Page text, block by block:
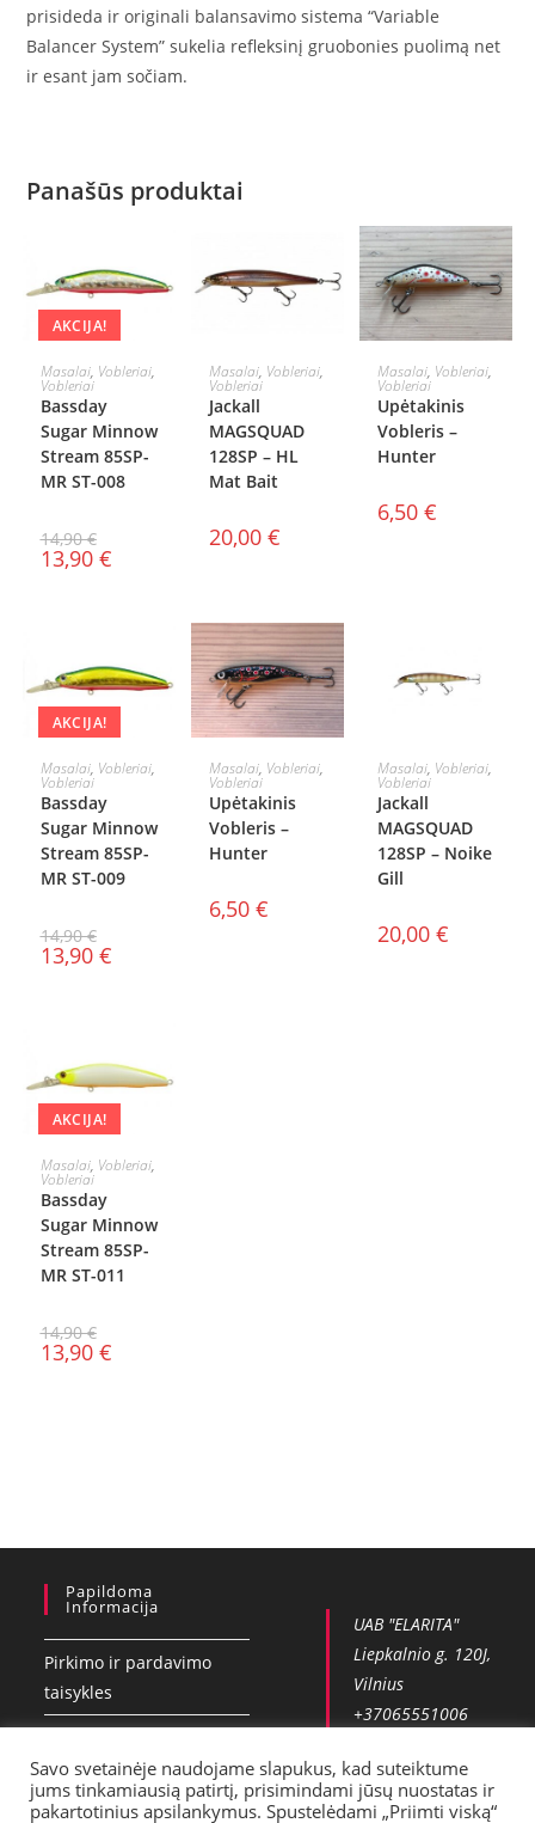
prisideda ir originali balansavimo sistema “Variable
Balancer System” sukelia refleksinį gruobonies puolimą net
ir esant jam sočiam.
Panašūs produktai
AKCIJA!
Į KREPŠELĮ
Masalai, Vobleriai,
Vobleriai
Bassday
Sugar Minnow
Stream 85SP-
MR ST-008
14,90€
13,90 €
Į KREPŠELĮ
Masalai, Vobleriai,
Vobleriai
Jackall
MAGSQUAD
128SP – HL
Mat Bait
20,00 €
Į KREPŠELĮ
Masalai, Vobleriai,
Vobleriai
Upėtakinis
Vobleris –
Hunter
6,50 €
AKCIJA!
Į KREPŠELĮ
Masalai, Vobleriai,
Vobleriai
Bassday
Sugar Minnow
Stream 85SP-
MR ST-009
14,90€
13,90 €
Į KREPŠELĮ
Masalai, Vobleriai,
Vobleriai
Upėtakinis
Vobleris –
Hunter
6,50 €
Į KREPŠELĮ
Masalai, Vobleriai,
Vobleriai
Jackall
MAGSQUAD
128SP – Noike
Gill
20,00 €
AKCIJA!
Į KREPŠELĮ
Masalai, Vobleriai,
Vobleriai
Bassday
Sugar Minnow
Stream 85SP-
MR ST-011
14,90€
13,90 €
Papildoma
Informacija
Pirkimo ir pardavimo
taisykles
Kontaktai
UAB "ELARITA"
Liepkalnio g. 120J,
Vilnius
+37065551006
Savo svetainėje naudojame slapukus, kad suteiktume
jums tinkamiausią patirtį, prisimindami jūsų nuostatas ir
pakartotinius apsilankymus. Spustelėdami „Priimti viską“